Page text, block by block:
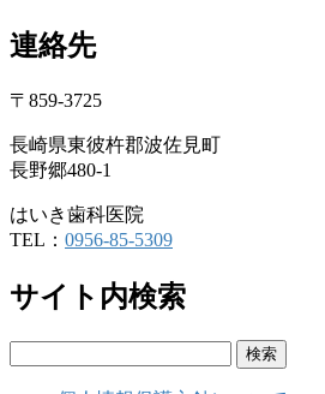
連絡先
〒859-3725
長崎県東彼杵郡波佐見町
長野郷480-1
はいき歯科医院
TEL： 0956-85-5309
サイト内検索